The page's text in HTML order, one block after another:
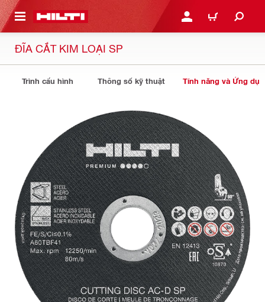
NỘI DUNG CHÍNH ĐĂNG NHẬP HOẶC
GIỎ HÀNG
ĐĨA CẮT KIM LOẠI SP
Trình cấu hình Thông số kỹ thuật Tính năng và Ứng